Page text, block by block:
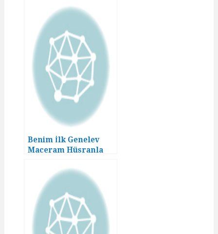
Benim İlk Genelev
Maceram Hüsranla